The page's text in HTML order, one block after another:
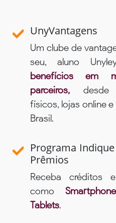
UnyVantagens
Um clube de
seu, aluno
benefícios em
parceiros, desde
físicos, lojas online
Brasil.
Programa
Prêmios
Receba créditos
como
Tablets.